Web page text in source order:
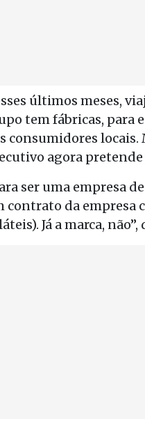
últimos meses,
tem fábricas, para
consumidores locais.
agora
ser uma empresa
contrato da empresa
Já a marca, não”,